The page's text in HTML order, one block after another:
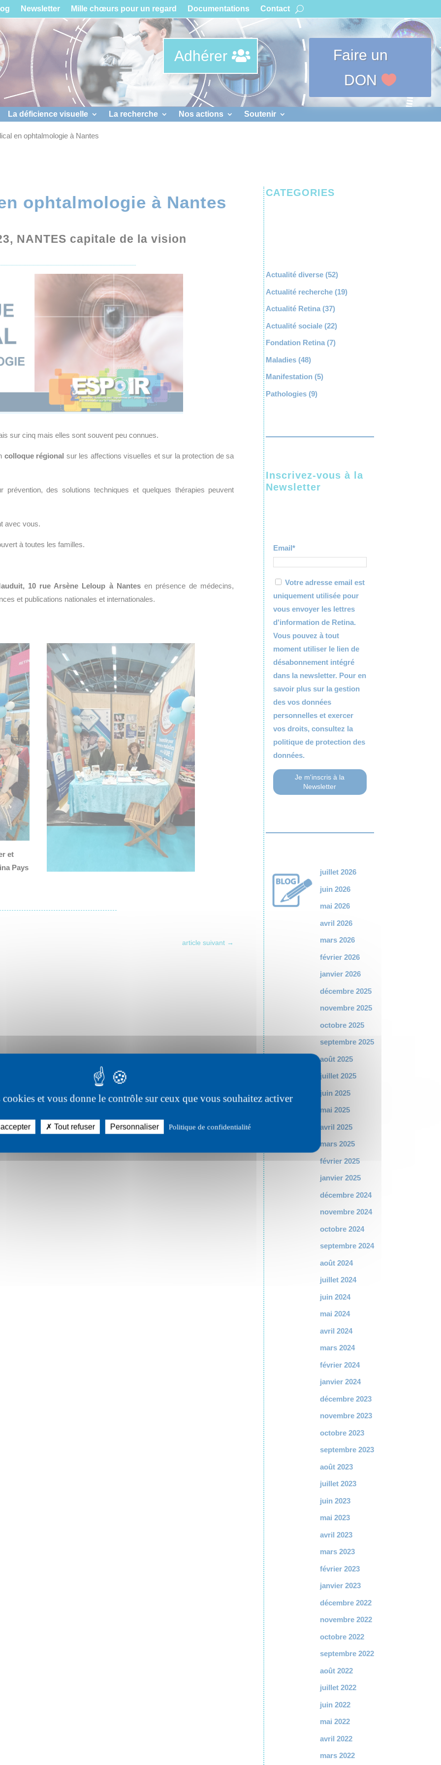
et vous donne le contrôle sur ceux que vous souhaitez activer
Tout refuser Personnaliser Politique de confidentialité
Newsletter Mille chœurs pour un regard Documentations Contact
Adhérer
Faire un
DON
La déficience visuelle La recherche Nos actions Soutenir
en ophtalmologie à Nantes
ophtalmologie à Nantes
NANTES capitale de la vision
sur cinq mais elles sont souvent peu connues.
colloque régional sur les affections visuelles et sur la protection de sa
des solutions techniques et quelques thérapies peuvent
avec vous.
à toutes les familles.
10 rue Arsène Leloup à Nantesen présence de médecins,
et publications nationales et internationales.
et
Pays
article suivant →
CATEGORIES
Actualité diverse(52)
Actualité recherche(19)
Actualité Retina(37)
Actualité sociale(22)
Fondation Retina(7)
Maladies(48)
Manifestation(5)
Pathologies(9)
Inscrivez-vous à la
Newsletter
Email*
Votre adresse email est
uniquement utilisée pour
vous envoyer les lettres
d'information de Retina.
Vous pouvez à tout
moment utiliser le lien de
désabonnement intégré
dans la newsletter. Pour en
savoir plus sur la gestion
des vos données
personnelles et exercer
vos droits, consultez la
politique de protection des
données.
juillet 2026
juin 2026
mai 2026
avril 2026
mars 2026
février 2026
janvier 2026
décembre 2025
novembre 2025
octobre 2025
septembre 2025
août 2025
juillet 2025
juin 2025
mai 2025
avril 2025
mars 2025
février 2025
janvier 2025
décembre 2024
novembre 2024
octobre 2024
septembre 2024
août 2024
juillet 2024
juin 2024
mai 2024
avril 2024
mars 2024
février 2024
janvier 2024
décembre 2023
novembre 2023
octobre 2023
septembre 2023
août 2023
juillet 2023
juin 2023
mai 2023
avril 2023
mars 2023
février 2023
janvier 2023
décembre 2022
novembre 2022
octobre 2022
septembre 2022
août 2022
juillet 2022
juin 2022
mai 2022
avril 2022
mars 2022